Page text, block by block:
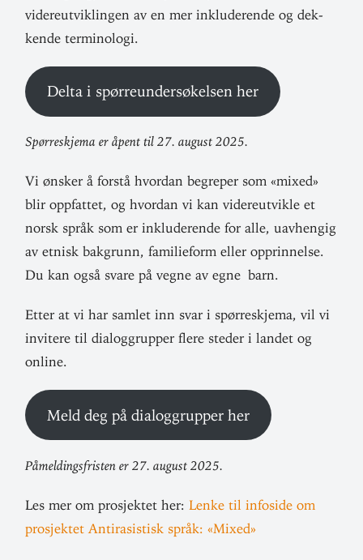
videre­ut­vik­lingen av en mer inklu­de­rende og dek­
kende terminologi.
Delta i spørre­un­der­sø­kelsen her
Spørre­skjema er åpent til 27. august 2025.
Vi ønsker å forstå hvordan begreper som «mixed»
blir opp­fattet, og hvordan vi kan videre­ut­vikle et
norsk språk som er inklu­de­rende for alle, uav­hengig
av etnisk bak­grunn, fami­lieform eller opp­rin­nelse.
Du kan også svare på vegne av egne barn.
Etter at vi har samlet inn svar i spørre­skjema, vil vi
invitere til dia­log­grupper flere steder i landet og
online.
Meld deg på dia­log­grupper her
Påmel­dings­fristen er 27. august 2025.
Les mer om pro­sjektet her:Lenke til infoside om
pro­sjektet Anti­ra­sistisk språk: «Mixed»